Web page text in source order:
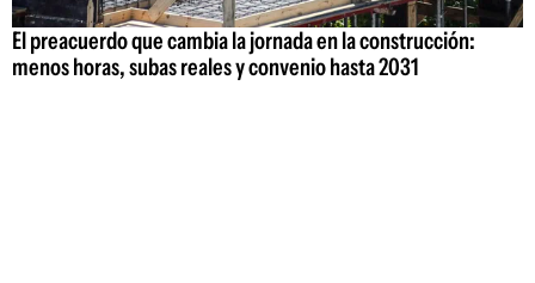
El preacuerdo que cambia la jornada en la construcción:
menos horas, subas reales y convenio hasta 2031